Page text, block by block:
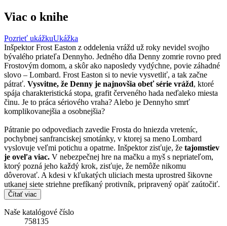
Viac o knihe
Pozrieť ukážkuUkážka
Inšpektor Frost Easton z oddelenia vrážd už roky nevidel svojho
bývalého priateľa Dennyho. Jedného dňa Denny zomrie rovno pred
Frostovým domom, a skôr ako naposledy vydýchne, povie záhadné
slovo – Lombard. Frost Easton si to nevie vysvetliť, a tak začne
pátrať. Vysvitne, že Denny je najnovšia obeť série vrážd, ktoré
spája charakteristická stopa, grafit červeného hada neďaleko miesta
činu. Je to práca sériového vraha? Alebo je Dennyho smrť
komplikovanejšia a osobnejšia?
Pátranie po odpovediach zavedie Frosta do hniezda vreteníc,
pochybnej sanfranciskej smotánky, v ktorej sa meno Lombard
vyslovuje veľmi potichu a opatrne. Inšpektor zisťuje, že tajomstiev
je oveľa viac. V nebezpečnej hre na mačku a myš s nepriateľom,
ktorý pozná jeho každý krok, zisťuje, že nemôže nikomu
dôverovať. A kdesi v kľukatých uliciach mesta uprostred šikovne
utkanej siete striehne prefíkaný protivník, pripravený opäť zaútočiť.
Čítať viac
Naše katalógové číslo
758135